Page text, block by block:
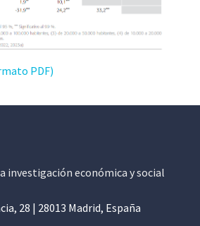
PDF)
investigación económica y social
28 | 28013 Madrid, España